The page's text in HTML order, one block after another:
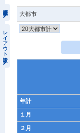
レイアウト設定
大都市
年計
１月
２月